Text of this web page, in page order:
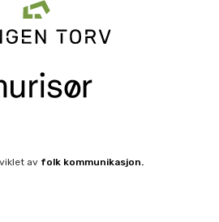
av folk kommunikasjon.